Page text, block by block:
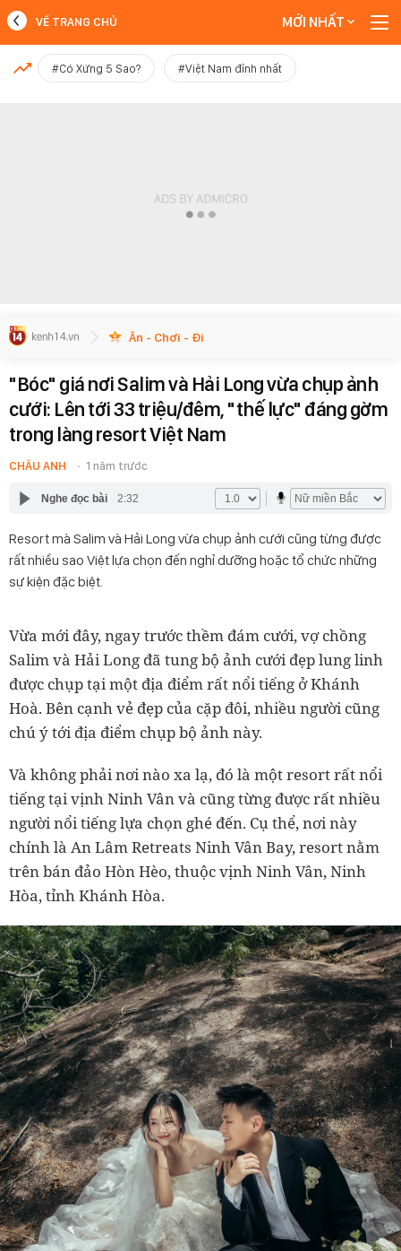
MỚI NHẤT
VỀ TRANG CHỦ MỚI NHẤT
#Có Xứng 5 Sao? #Việt Nam đỉnh nhất
Ăn - Chơi - Đi
"Bóc" giá nơi Salim và Hải Long vừa chụp ảnh
cưới: Lên tới 33 triệu/đêm, "thế lực" đáng gờm
trong làng resort Việt Nam
CHÂU ANH 1 năm trước
Nghe đọc bài 2:32
Resort mà Salim và Hải Long vừa chụp ảnh cưới cũng từng được
rất nhiều sao Việt lựa chọn đến nghỉ dưỡng hoặc tổ chức những
sự kiện đặc biệt.
Vừa mới đây, ngay trước thềm đám cưới, vợ chồng
Salim và Hải Long đã tung bộ ảnh cưới đẹp lung linh
được chụp tại một địa điểm rất nổi tiếng ở Khánh
Hoà. Bên cạnh vẻ đẹp của cặp đôi, nhiều người cũng
chú ý tới địa điểm chụp bộ ảnh này.
Và không phải nơi nào xa lạ, đó là một resort rất nổi
tiếng tại vịnh Ninh Vân và cũng từng được rất nhiều
người nổi tiếng lựa chọn ghé đến. Cụ thể, nơi này
chính là An Lâm Retreats Ninh Vân Bay, resort nằm
trên bán đảo Hòn Hèo, thuộc vịnh Ninh Vân, Ninh
Hòa, tỉnh Khánh Hòa.